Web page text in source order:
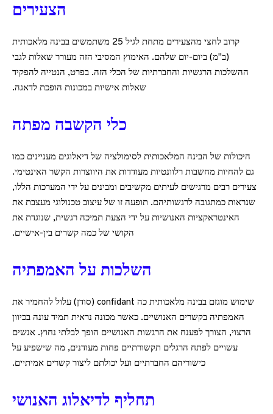
הצעירים
קרוב לחצי מהצעירים מתחת לגיל 25 משתמשים בבינה מלאכותית
(ב"מ) ביום-יום שלהם. האימוץ המסיבי הזה מעורר שאלות לגבי
ההשלכות הרגשיות והחברתיות של הכלי הזה. בפרט, הנטייה להפקיד
שאלות אישיות במכונות הופכת לדאגה.
כלי הקשבה מפתה
היכולות של הבינה המלאכותית לסימולציה של דיאלוגים מעניינים כמו
גם להחיות מחשבות רלוונטיות מעודדות את היווצרות הקשר האינטימי.
צעירים רבים מרגישים לעיתים מקשיבים ומבינים על ידי המערכות הללו,
שנראות כמתגובה לרגשותיהם. תופעה זו של עיצוב טכנולוגי מעצבת את
האינטראקציות האנושיות על ידי הצעת תמיכה רגשית, שנוגדת את
הקושי של כמה קשרים בין-אישיים.
השלכות על האמפתיה
שימוש מוגזם בבינה מלאכותית כה confidant (סודן) עלול להחמיר את
האמפתיה בקשרים האנושיים. כאשר מכונה נראית תמיד עונה בכיוון
הרצוי, הצורך לפענח את הרגשות האנושיים הופך לבלתי נחוץ. אנשים
עשויים לפתח הרגלים תקשורתיים פחות מעודנים, מה שישפיע על
כישוריהם החברתיים ועל יכולתם ליצור קשרים אמיתיים.
תחליף לדיאלוג האנושי